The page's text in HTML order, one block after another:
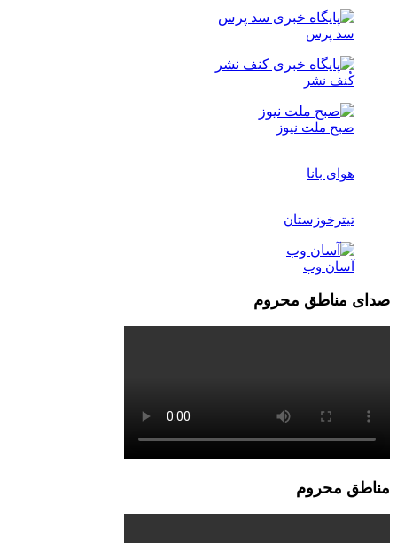
سد پرس
کُنف نشر
صبح ملت نیوز
هوای بانا
تیترخوزستان
آسان وب
صدای مناطق محروم
مناطق محروم